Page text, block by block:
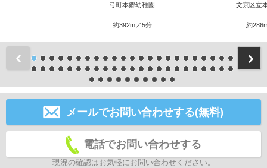
弓町本郷幼稚園
約392m／5分
文京区立
約
前
メールでお問い合わせする(無料)
電話でお問い合わせする
現況の確認はお気軽にお問い合わせください。